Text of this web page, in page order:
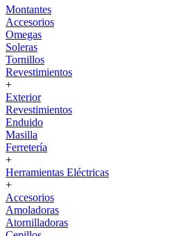
Montantes
Accesorios
Omegas
Soleras
Tornillos
Revestimientos
+
Exterior
Revestimientos
Enduido
Masilla
Ferretería
+
Herramientas Eléctricas
+
Accesorios
Amoladoras
Atornilladoras